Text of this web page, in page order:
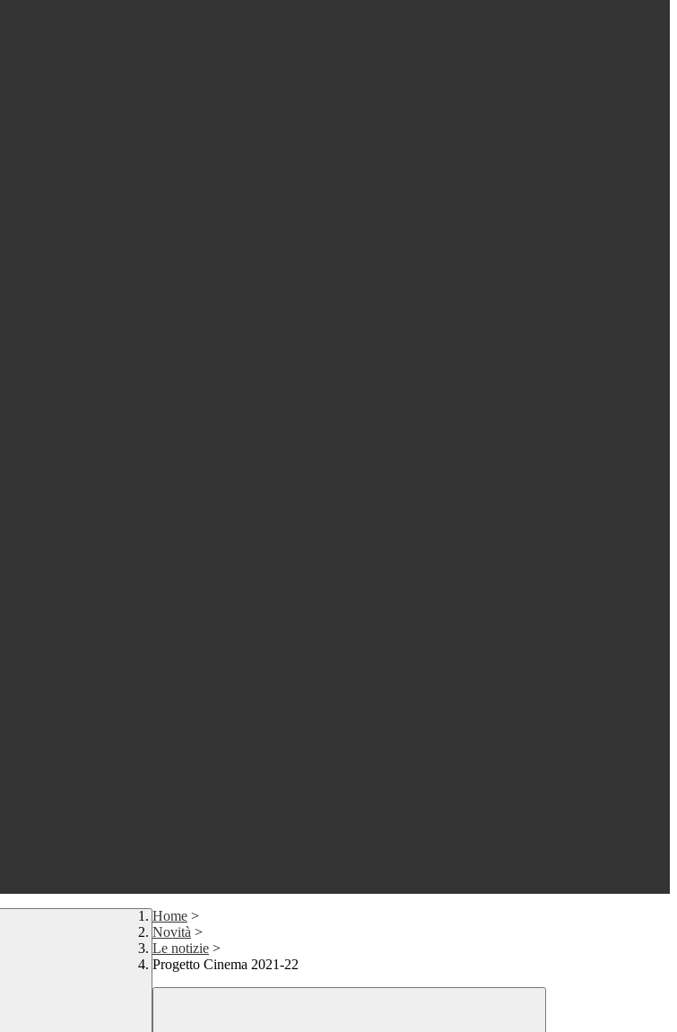
Home >
Novità >
Le notizie >
Progetto Cinema 2021-22